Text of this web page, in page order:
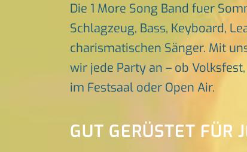
Die 1 More Song Band fuer
Schlagzeug, Bass, Keyboard,
charismatischen Sänger. Mit
wir jede Party an – ob
im Festsaal oder Open Air.
GUT GERÜSTET FÜR